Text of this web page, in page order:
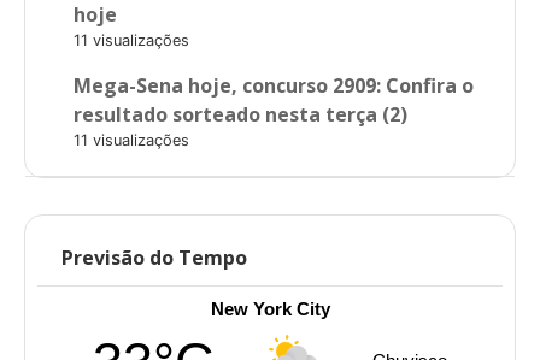
hoje
11 visualizações
Mega-Sena hoje, concurso 2909: Confira o
resultado sorteado nesta terça (2)
11 visualizações
Previsão do Tempo
New York City